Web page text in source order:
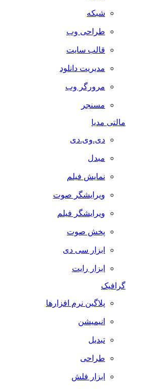
شبکه
طراحی وب
قالب سایت
مدیریت دانلود
مرورگر وب
مسنجر
مالتی مدیا
دی.وی.دی
مبدل
نمایش فیلم
ویرایشگر صوت
ویرایشگر فیلم
پخش صوت
ابزار سی دی
ابزار رایت
گرافیک
پلاگین نرم افزارها
انیمیشن
تبدیل
طراحی
ابزار فلش